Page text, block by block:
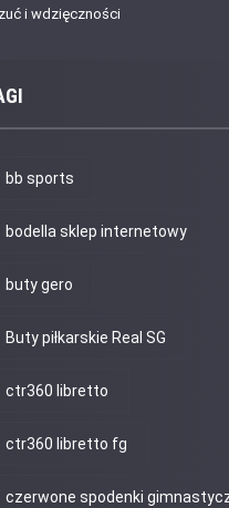
i wdzięczności
bb sports
bodella sklep internetowy
buty gero
Buty piłkarskie Real SG
ctr360 libretto
ctr360 libretto fg
czerwone spodenki